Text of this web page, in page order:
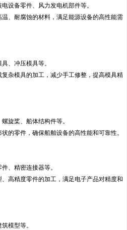
设备零件、风力发电机部件等。
、耐腐蚀的材料，满足能源设备的高性能需
、冲压模具等。
杂模具的加工，减少手工修整，提高模具精
旋桨、船体结构件等。
的零件，确保船舶设备的高性能和可靠性。
、精密连接器等。
高精度零件的加工，满足电子产品对精度和
模型等。